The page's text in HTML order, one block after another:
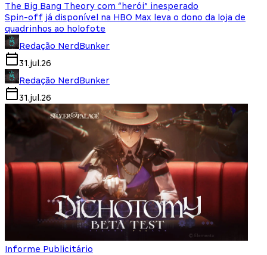
The Big Bang Theory com “herói” inesperado
Spin-off já disponível na HBO Max leva o dono da loja de
quadrinhos ao holofote
Redação NerdBunker
31.jul.26
Redação NerdBunker
31.jul.26
Informe Publicitário